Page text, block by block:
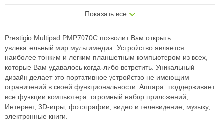
Показать все
Prestigio Multipad PMP7070C позволит Вам открыть
увлекательный мир мультимедиа. Устройство является
наиболее тонким и легким планшетным компьютером из всех,
которые Вам удавалось когда-либо встретить. Уникальный
дизайн делает это портативное устройство не имеющим
ограничений в своей функциональности. Аппарат поддерживает
все функции компьютера: огромный набор приложений,
Интернет, 3D-игры, фотографии, видео и телевидение, музыку,
электронные книги.